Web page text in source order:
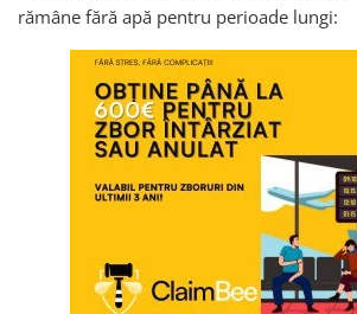
rămâne fără apă pentru perioade lungi: